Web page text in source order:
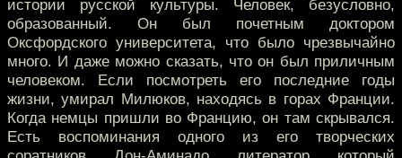
истории русской культуры. Человек, безусловно,
образованный. Он был почетным доктором
Оксфордского университета, что было чрезвычайно
много. И даже можно сказать, что он был приличным
человеком. Если посмотреть его последние годы
жизни, умирал Милюков, находясь в горах Франции.
Когда немцы пришли во Францию, он там скрывался.
Есть воспоминания одного из его творческих